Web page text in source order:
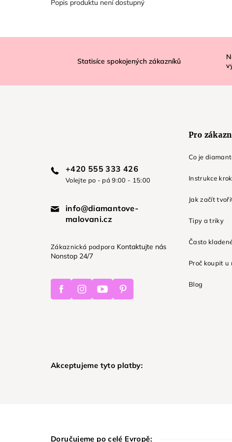
Popis produktu není dostupný
a
Statisíce spokojených zákazníků
+420 555 333 426
Volejte po - pá 9:00 - 15:00
info@diamantove-
malovani.cz
Zákaznická podpora Kontaktujte nás
Nonstop 24/7
FacebookInstagramYoutubePinterest
Pro
Co je
Instrukce
Jak začít
Tipy a triky
Často
Proč koupit u
Blog
Akceptujeme tyto platby:
Doručujeme po celé Evropě: